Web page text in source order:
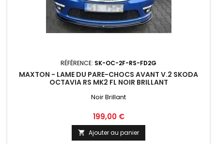
RÉFÉRENCE: SK-OC-2F-RS-FD2G
MAXTON - LAME DU PARE-CHOCS AVANT V.2 SKODA
OCTAVIA RS MK2 FL NOIR BRILLANT
Noir Brillant
Prix
199,00 €
 Ajouter au panier